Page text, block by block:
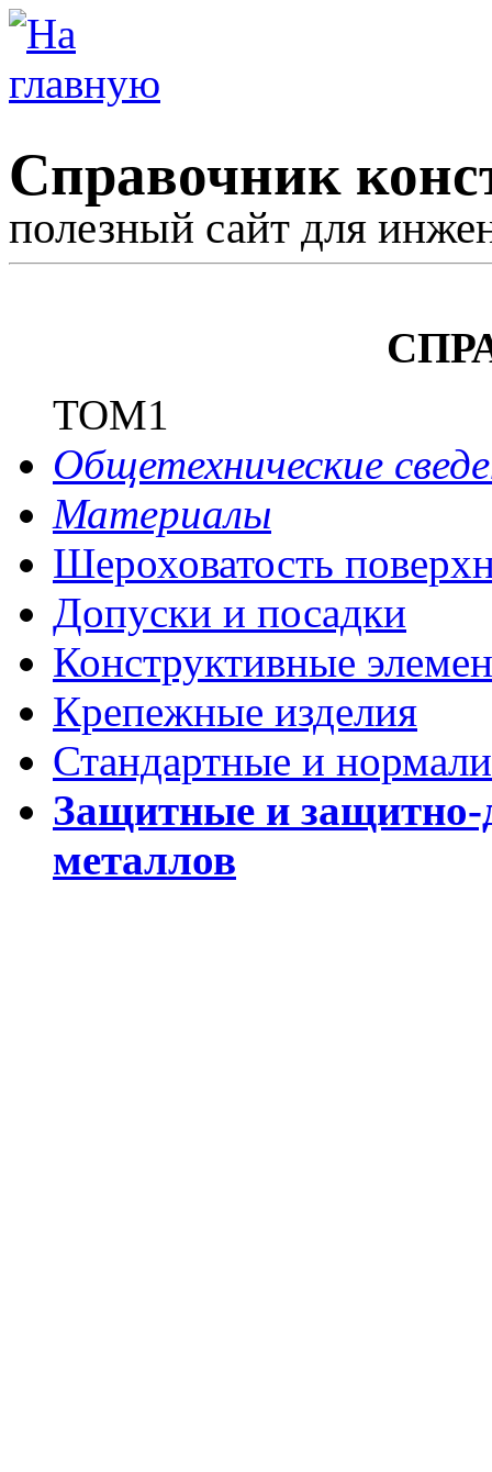
Справочник
полезный сайт для
ТОМ1
Общетехнические
Материалы
Шероховатость
Допуски и посадки
Конструктивные
Крепежные изделия
Стандартные и
Защитные и защитно-
металлов